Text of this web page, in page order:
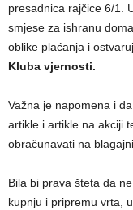
presadnica rajčice 6/1.
smjese za ishranu
oblike plaćanja i
Kluba vjernosti.
Važna je napomena i
artikle i artikle na akciji
obračunavati na
Bila bi prava šteta da
kupnju i pripremu vrta,